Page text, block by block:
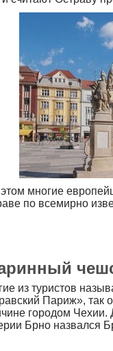
многие
по всемирно
из туристов
Париж», так
городом Чехии.
Брно назвался